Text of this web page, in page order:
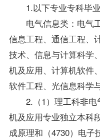
1.以下专业专科毕
电气信息类：电气工
信息工程、通信工程、
技术、信息与计算科学
机及应用、计算机软件
软件工程、光信息科学
2.（1）理工科非电
机及应用专业独立本科
成原理和（4730）电子